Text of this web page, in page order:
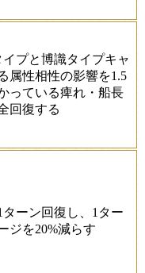
プと博識タイプキャ
属性相性の影響を1.5
っている痺れ・船長
回復する
ーン回復し、1ター
ジを20%減らす